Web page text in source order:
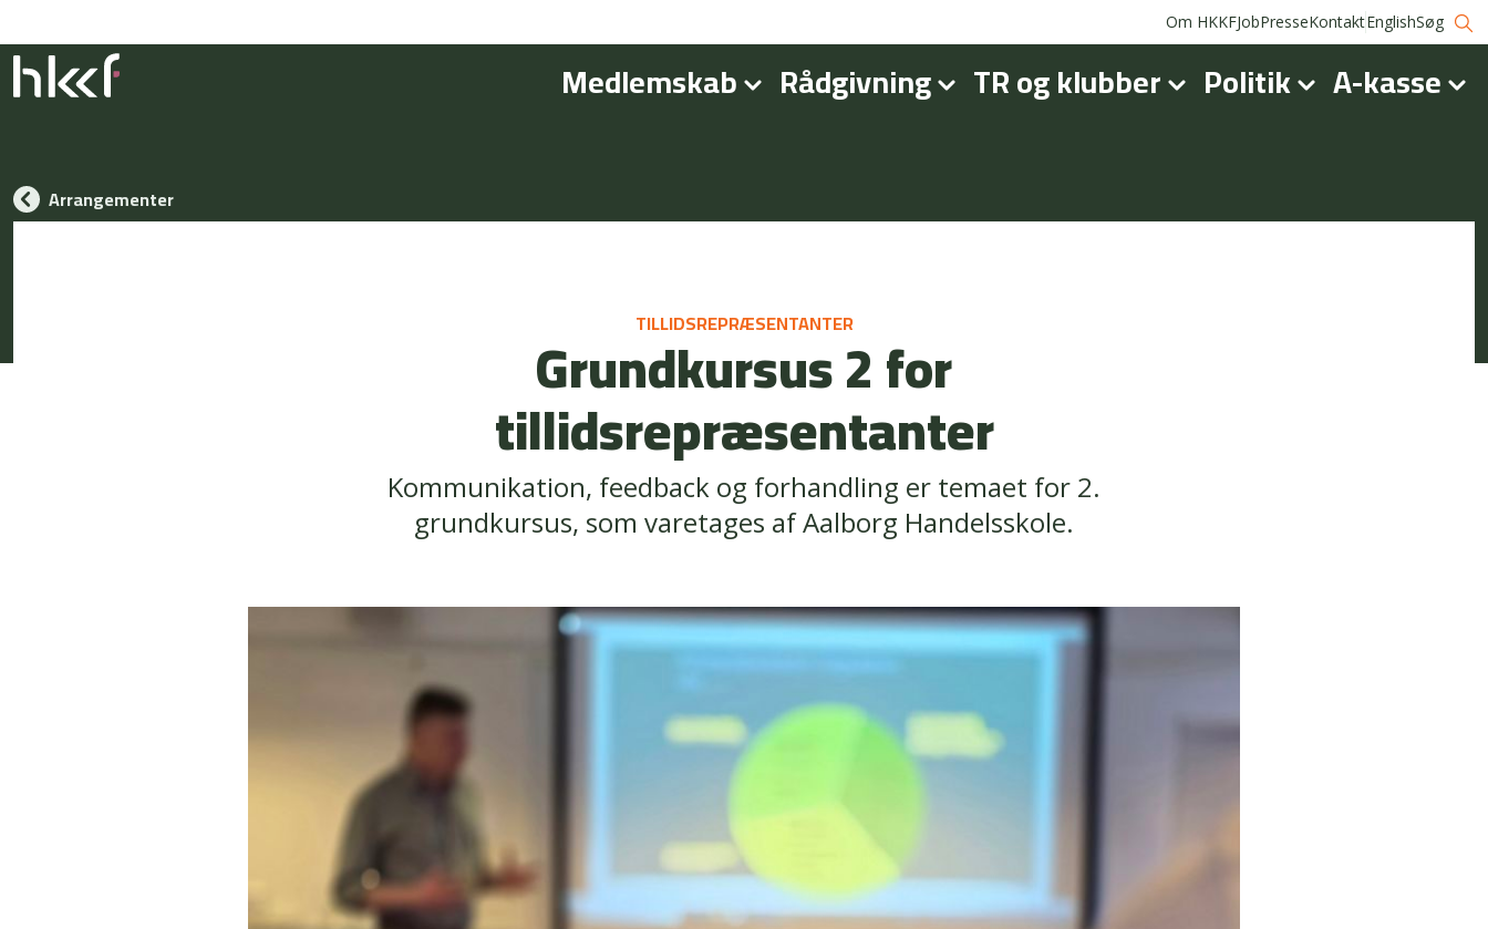
Om HKKFJobPresseKontaktEnglishSøg
Medlemskab Rådgivning TR og klubber Politik A-kasse
Arrangementer
TILLIDSREPRÆSENTANTER
Grundkursus 2 for
tillidsrepræsentanter
Kommunikation, feedback og forhandling er temaet for 2.
grundkursus, som varetages af Aalborg Handelsskole.